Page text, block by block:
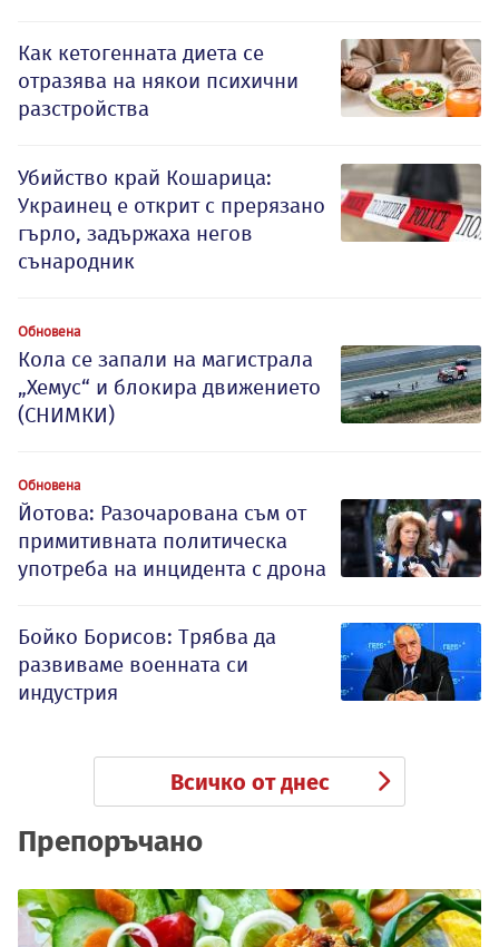
Как кетогенната диета се
отразява на някои психични
разстройства
Убийство край Кошарица:
Украинец е открит с прерязано
гърло, задържаха негов
сънародник
Обновена
Кола се запали на магистрала
„Хемус“ и блокира движението
(СНИМКИ)
Обновена
Йотова: Разочарована съм от
примитивната политическа
употреба на инцидента с дрона
Бойко Борисов: Трябва да
развиваме военната си
индустрия
Всичко от днес
Препоръчано